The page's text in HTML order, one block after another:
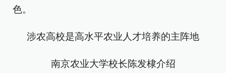
色。
涉农高校是高水平农业人才培养的主阵地
南京农业大学校长陈发棣介绍